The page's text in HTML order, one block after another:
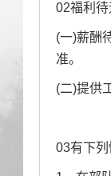
02福利待
(一)薪酬
准。
(二)提供
03有下列